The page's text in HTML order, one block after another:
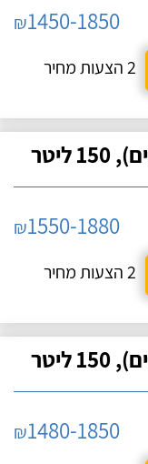
₪1450-1850
2 הצעות מחיר
₪1550-1880
2 הצעות מחיר
₪1480-1850